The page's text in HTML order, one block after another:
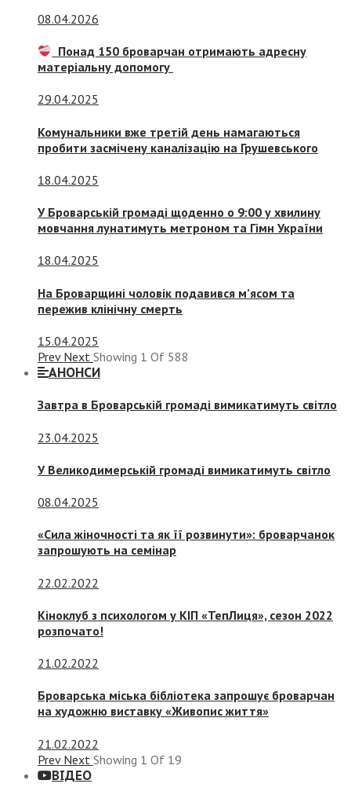
08.04.2026
Понад 150 броварчан отримають адресну
матеріальну допомогу
29.04.2025
Комунальники вже третій день намагаються
пробити засмічену каналізацію на Грушевського
18.04.2025
У Броварській громаді щоденно о 9:00 у хвилину
мовчання лунатимуть метроном та Гімн України
18.04.2025
На Броварщині чоловік подавився м’ясом та
пережив клінічну смерть
15.04.2025
Prev Next Showing 1 Of 588
АНОНСИ
Завтра в Броварській громаді вимикатимуть світло
23.04.2025
У Великодимерській громаді вимикатимуть світло
08.04.2025
«Сила жіночності та як її розвинути»: броварчанок
запрошують на семінар
22.02.2022
Кіноклуб з психологом у КІП «ТепЛиця», сезон 2022
розпочато!
21.02.2022
Броварська міська бібліотека запрошує броварчан
на художню виставку «Живопис життя»
21.02.2022
Prev Next Showing 1 Of 19
ВІДЕО